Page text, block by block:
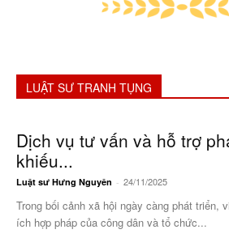
LUẬT SƯ TRANH TỤNG
Dịch vụ tư vấn và hỗ trợ
khiếu...
Luật sư Hưng Nguyên - 24/11/2025
Trong bối cảnh xã hội ngày càng phát triển,
ích hợp pháp của công dân và tổ chức...